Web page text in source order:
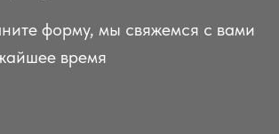
форму, мы свяжемся с вами
время